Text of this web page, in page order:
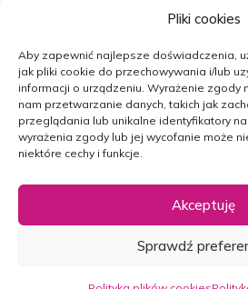
Pliki cookies
Aby zapewnić najlepsze doświadczenia,
jak pliki cookie do przechowywania i/lub
informacji o urządzeniu. Wyrażenie zgody
nam przetwarzanie danych, takich jak
przeglądania lub unikalne identyfikatory
wyrażenia zgody lub jej wycofanie może
niektóre cechy i funkcje.
Akceptuję
Sprawdź
Obserwuj nas
Mapa strony
Polityka plików cookies